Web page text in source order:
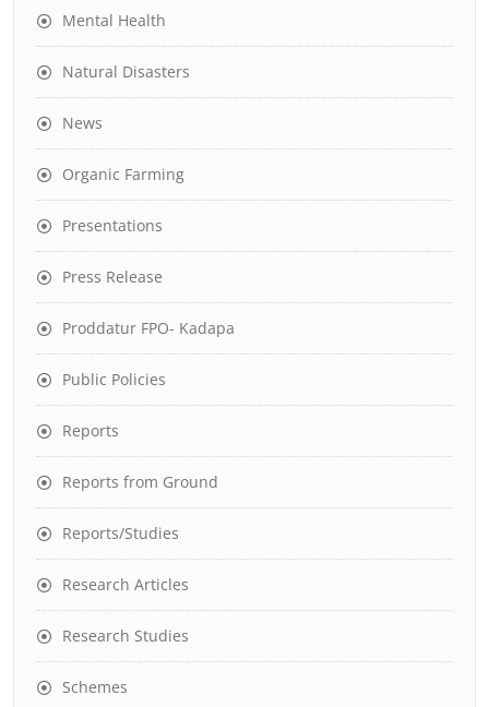
Mental Health
Natural Disasters
News
Organic Farming
Presentations
Press Release
Proddatur FPO- Kadapa
Public Policies
Reports
Reports from Ground
Reports/Studies
Research Articles
Research Studies
Schemes